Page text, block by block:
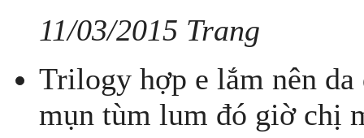
11/03/2015 Trang
Trilogy hợp e lắm nên
mụn tùm lum đó giờ chị